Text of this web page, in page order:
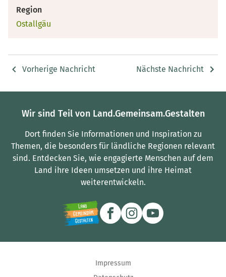
Region
Ostallgäu
Vorherige Nachricht Nächste Nachricht
Wir sind Teil von Land.Gemeinsam.Gestalten
Dort finden Sie Informationen und Inspiration zu
Themen, die besonders für ländliche Regionen relevant
sind. Entdecken Sie, wie engagierte Menschen auf dem
Land ihre Ideen umsetzen und ihre Heimat
weiterentwickeln.
Impressum